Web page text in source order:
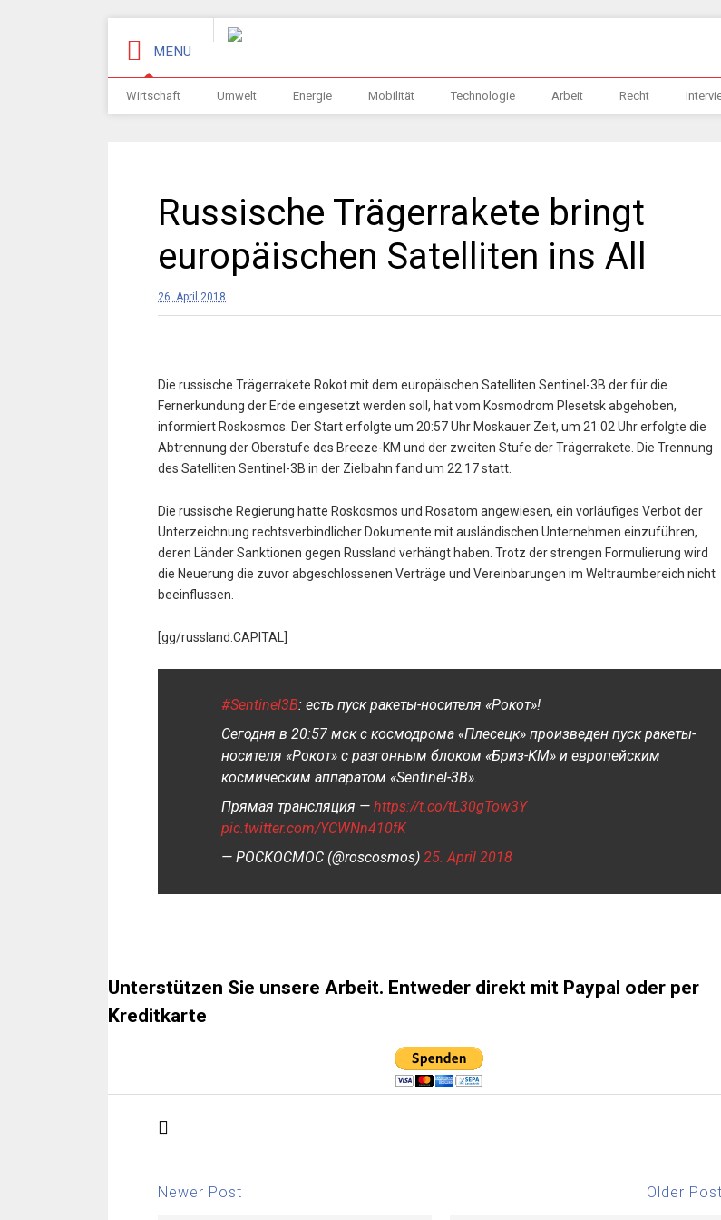
MENU
Wirtschaft Umwelt Energie Mobilität Technologie Arbeit Recht
Russische Trägerrakete bringt
europäischen Satelliten ins All
26. April 2018
Die russische Trägerrakete Rokot mit dem europäischen Satelliten Sentinel-3B der für die
Fernerkundung der Erde eingesetzt werden soll, hat vom Kosmodrom Plesetsk abgehoben,
informiert Roskosmos. Der Start erfolgte um 20:57 Uhr Moskauer Zeit, um 21:02 Uhr erfolgte die
Abtrennung der Oberstufe des Breeze-KM und der zweiten Stufe der Trägerrakete. Die Trennung
des Satelliten Sentinel-3B in der Zielbahn fand um 22:17 statt.
Die russische Regierung hatte Roskosmos und Rosatom angewiesen, ein vorläufiges Verbot der
Unterzeichnung rechtsverbindlicher Dokumente mit ausländischen Unternehmen einzuführen,
deren Länder Sanktionen gegen Russland verhängt haben. Trotz der strengen Formulierung wird
die Neuerung die zuvor abgeschlossenen Verträge und Vereinbarungen im Weltraumbereich nicht
beeinflussen.
[gg/russland.CAPITAL]
#Sentinel3В: есть пуск ракеты-носителя «Рокот»!
Сегодня в 20:57 мск с космодрома «Плесецк» произведен пуск ракеты-
носителя «Рокот» с разгонным блоком «Бриз-КМ» и европейским
космическим аппаратом «Sentinel-3В».
Прямая трансляция —https://t.co/tL30gTow3Y
pic.twitter.com/YCWNn410fK
— РОСКОСМОС (@roscosmos)25. April 2018
Unterstützen Sie unsere Arbeit. Entweder direkt mit Paypal oder per
Kreditkarte
Newer Post Older Post